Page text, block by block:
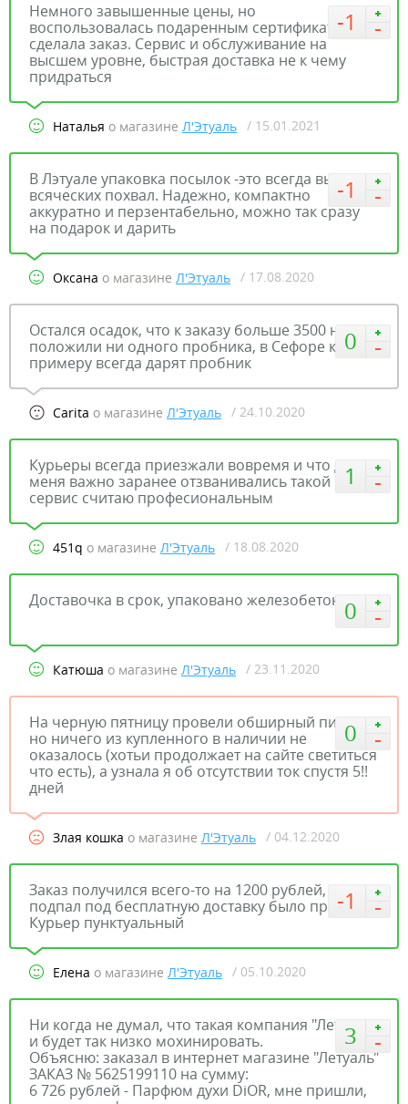
-1
Немного завышенные цены, но
воспользовалась подаренным сертификатом,
сделала заказ. Сервис и обслуживание на
высшем уровне, быстрая доставка не к чему
придраться
Наталья о магазине Л'Этуаль / 15.01.2021
-1
В Лэтуале упаковка посылок -это всегда выше
всяческих похвал. Надежно, компактно
аккуратно и перзентабельно, можно так сразу
на подарок и дарить
Оксана о магазине Л'Этуаль / 17.08.2020
0
Остался осадок, что к заказу больше 3500 не
положили ни одного пробника, в Сефоре к
примеру всегда дарят пробник
Carita о магазине Л'Этуаль / 24.10.2020
1
Курьеры всегда приезжали вовремя и что для
меня важно заранее отзванивались такой
сервис считаю професиональным
451q о магазине Л'Этуаль / 18.08.2020
0
Доставочка в срок, упаковано железобетонно))
Катюша о магазине Л'Этуаль / 23.11.2020
0
На черную пятницу провели обширный пиар,
но ничего из купленного в наличии не
оказалось (хотьи продолжает на сайте светиться
что есть), а узнала я об отсутствии ток спустя 5!!
дней
Злая кошка о магазине Л'Этуаль / 04.12.2020
-1
Заказ получился всего-то на 1200 рублей, но
подпал под бесплатную доставку было приятно.
Курьер пунктуальный
Елена о магазине Л'Этуаль / 05.10.2020
3
Ни когда не думал, что такая компания "Летуаль"
и будет так низко мохинировать.
Объясню: заказал в интернет магазине "Летуаль"
ЗАКАЗ № 5625199110 на сумму:
6 726 рублей - Парфюм духи DiOR, мне пришли,